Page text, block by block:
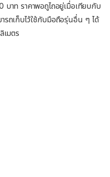
บาท ราคาพอถูไถอยู่เมื่อเทียบกับ
รถเก็บไว้ใช้กับมือถือรุ่นอื่น ๆ ได้
เมตร